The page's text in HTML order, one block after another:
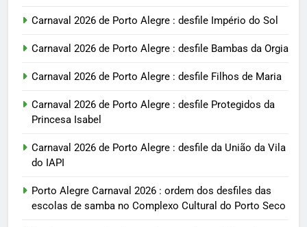
Carnaval 2026 de Porto Alegre : desfile Império do Sol
Carnaval 2026 de Porto Alegre : desfile Bambas da Orgia
Carnaval 2026 de Porto Alegre : desfile Filhos de Maria
Carnaval 2026 de Porto Alegre : desfile Protegidos da
Princesa Isabel
Carnaval 2026 de Porto Alegre : desfile da União da Vila
do IAPI
Porto Alegre Carnaval 2026 : ordem dos desfiles das
escolas de samba no Complexo Cultural do Porto Seco